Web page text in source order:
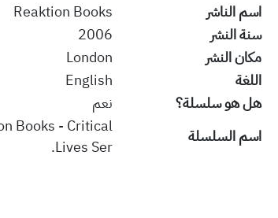
اسم الناشر
Reaktion Books
سنة النشر
2006
مكان النشر
London
اللغة
English
هل هو سلسلة؟
نعم
اسم السلسلة
Books - Critical
Lives Ser.